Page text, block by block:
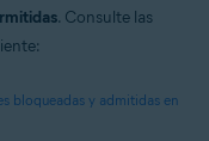
. Consulte las
bloqueadas y admitidas en